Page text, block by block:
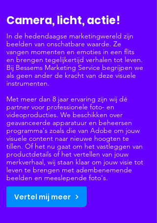
Camera, licht, actie!
In de hedendaagse marketingwereld zijn
beelden van onschatbare waarde. Ze
vangen momenten en emoties in een flits
en brengen tegelijkertijd verhalen tot leven.
Bij Bessems Marketing Service begrijpen we
als geen ander de kracht van deze visuele
instrumenten.
Met meer dan 8 jaar ervaring zijn wij dé
partner voor professionele foto- en
videoproducties. We beschikken over
geavanceerde apparatuur en beheersen
programma's zoals die van Adobe om jouw
visuele content naar nieuwe hoogten te
tillen. Of het nu gaat om het vastleggen van
productdetails of het vertellen van jouw
merkverhaal, wij staan klaar om jouw visie tot
leven te brengen met adembenemende
beelden en meeslepende foto's.
Vertel mij meer